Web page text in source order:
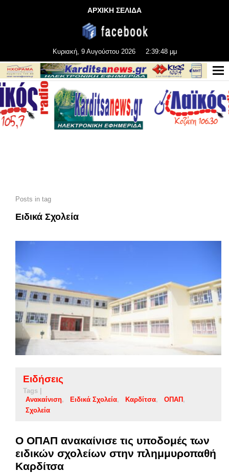
ΑΡΧΙΚΗ ΣΕΛΙΔΑ
Κυριακή, 9 Αυγούστου 2026 2:39:49 μμ
Posts in tag
Ειδικά Σχολεία
Ειδήσεις
Tags |
Ανακαίνιση
Ειδικά Σχολεία Καρδίτσα
ΟΠΑΠ
Σχολεία
Ο ΟΠΑΠ ανακαίνισε τις υποδομές των
ειδικών σχολείων στην πλημμυροπαθή
Καρδίτσα